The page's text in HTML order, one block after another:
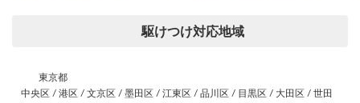
駆けつけ対応地域
東京都
中央区 / 港区 / 文京区 / 墨田区 / 江東区 / 品川区 / 目黒区 / 大田区 / 世田